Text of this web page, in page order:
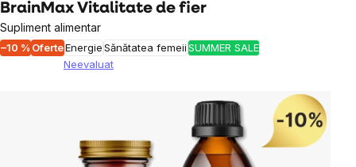
BrainMax Vitalitate de fier
Supliment alimentar
–10 % OferteEnergieSănătatea femeiiSUMMER SALE
Neevaluat